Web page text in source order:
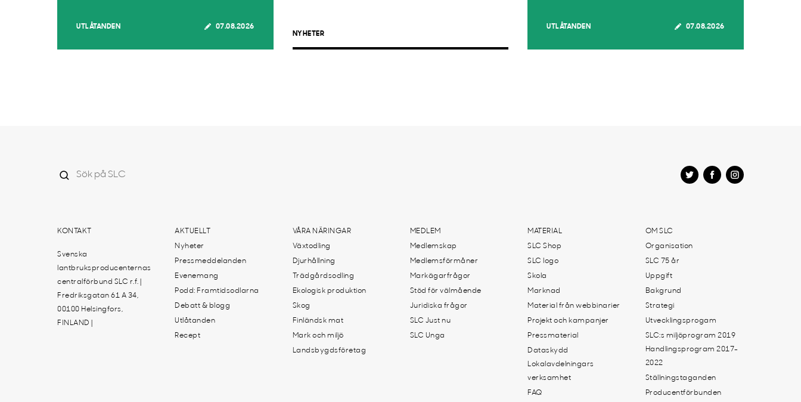
UTLÅTANDEN 07.08.2026
NYHETER
UTLÅTANDEN 07.08.2026
KONTAKT
Svenska
lantbruksproducenternas
centralförbund SLC r.f. |
Fredriksgatan 61 A 34,
00100 Helsingfors,
FINLAND |
AKTUELLT
Nyheter
Pressmeddelanden
Evenemang
Podd: Framtidsodlarna
Debatt & blogg
Utlåtanden
Recept
VÅRA NÄRINGAR
Växtodling
Djurhållning
Trädgårdsodling
Ekologisk produktion
Skog
Finländsk mat
Mark och miljö
Landsbygdsföretag
MEDLEM
Medlemskap
Medlemsförmåner
Markägarfrågor
Stöd för välmående
Juridiska frågor
SLC Just nu
SLC Unga
MATERIAL
SLC Shop
SLC logo
Skola
Marknad
Material från webbinarier
Projekt och kampanjer
Pressmaterial
Dataskydd
Lokalavdelningars
verksamhet
FAQ
OM SLC
Organisation
SLC 75 år
Uppgift
Bakgrund
Strategi
Utvecklingsprogam
SLC:s miljöprogram 2019
Handlingsprogram 2017-
2022
Ställningstaganden
Producentförbunden